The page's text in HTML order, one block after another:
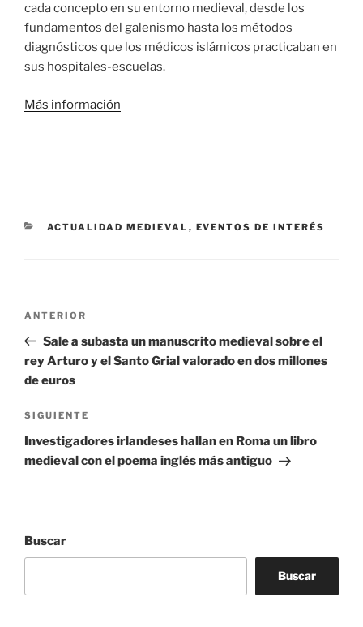
cada concepto en su entorno medieval, desde los
fundamentos del galenismo hasta los métodos
diagnósticos que los médicos islámicos practicaban en
sus hospitales-escuelas.
Más información
CATEGORÍAS
ACTUALIDAD MEDIEVAL , EVENTOS DE INTERÉS
entradas
Entrada
anterior:
ANTERIOR
Sale a subasta un manuscrito medieval sobre el
rey Arturo y el Santo Grial valorado en dos millones
de euros
Siguiente
entrada
SIGUIENTE
Investigadores irlandeses hallan en Roma un libro
medieval con el poema inglés más antiguo
Buscar
Buscar